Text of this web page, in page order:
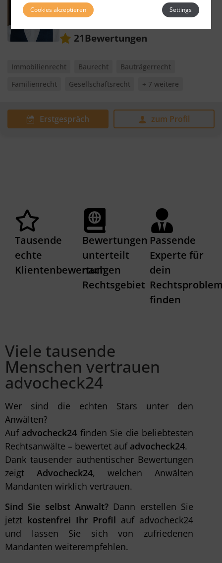
8010 Graz
Weitere Standorte
21Bewertungen
Immobilienrecht Baurecht
Bauträgerrecht
Familienrecht
Gesellschaftsrecht + 7 weitere
Erstgespräch zum Profil
Tausende
echte
Klientenbewertungen
Bewertungen
unterteilt
nach
Rechtsgebiet
Passende
Experte für
dein
finden
Viele tausende
Menschen vertrauen
advocheck24
Wer sind die echten Stars unter den
Anwälten?
Auf advocheck24 finden Sie die beliebtesten
Rechtsanwälte – bewertet auf advocheck24.
Dank tausender authentischer Bewertungen
zeigt Advocheck24, welchen Anwälten
Mandanten wirklich vertrauen.
Sind Sie selbst Anwalt? Dann erstellen Sie
jetzt kostenfrei Ihr Profil auf advocheck24
und lassen Sie sich von zufriedenen
Mandanten weiterempfehlen.
Cookies akzeptieren Settings